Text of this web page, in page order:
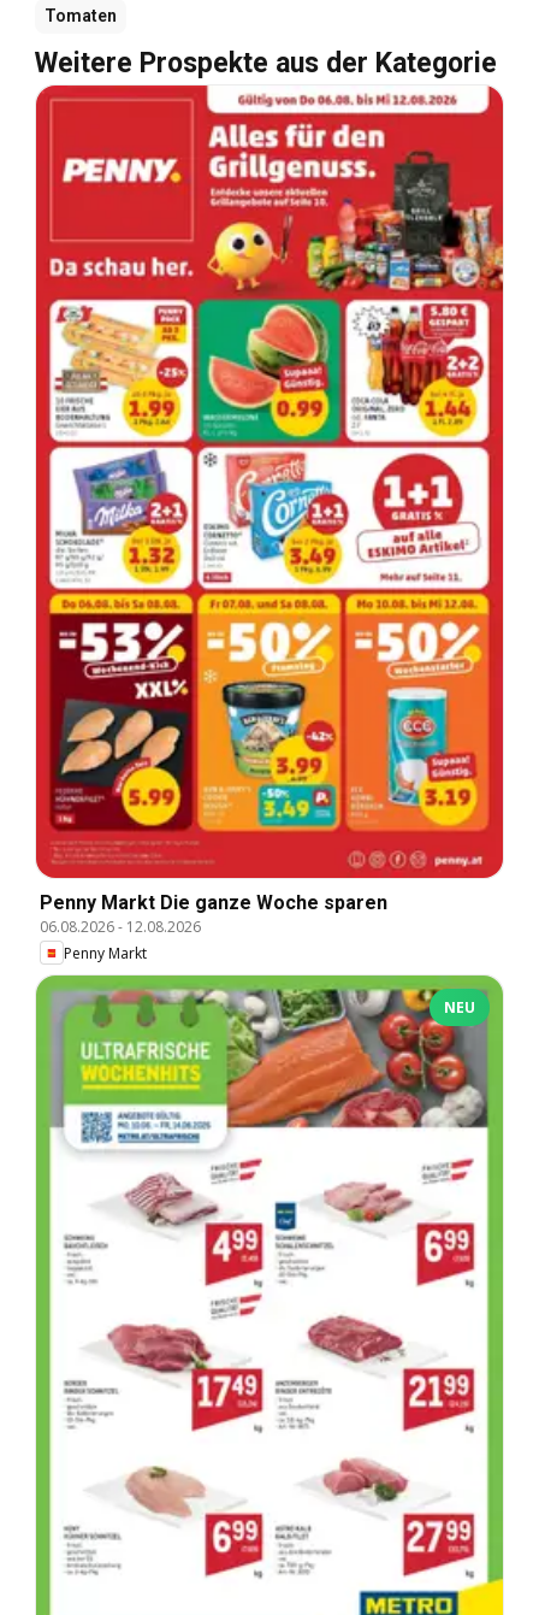
Tomaten
Weitere Prospekte aus der Kategorie
Penny Markt Die ganze Woche sparen
06.08.2026- 12.08.2026
Penny Markt
NEU